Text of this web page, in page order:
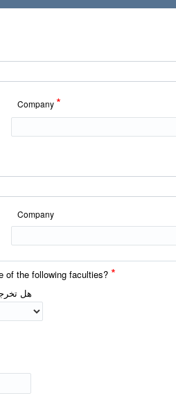
Company *
Company
of the following faculties? *
هل